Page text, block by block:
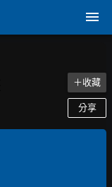
＋收藏
分享